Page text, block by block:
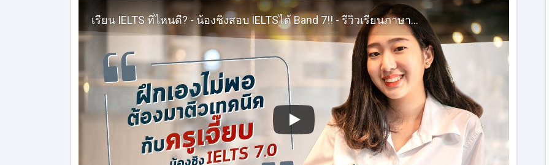
เรียน IELTS ที่ไหนดี? - น้องชิงสอบ IELTSได้ Band 7!! - รีวิวเรียนภาษาอังกฤษติวสอบ IELTS กับครูเจี๊ยบ